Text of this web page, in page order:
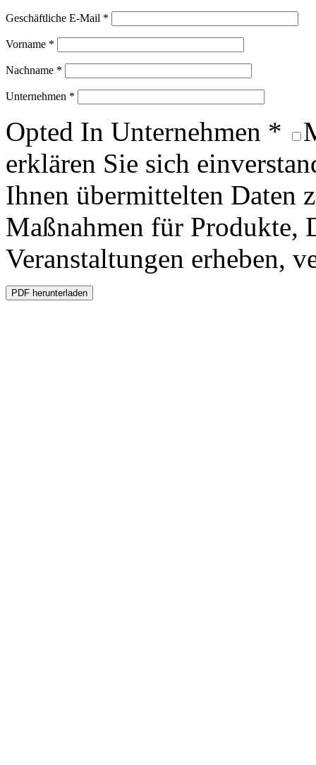
Geschäftliche E-Mail *
Vorname *
Nachname *
Unternehmen *
Opted In Unternehmen *
erklären Sie sich
Ihnen übermittelten Daten
Maßnahmen für Produkte,
Veranstaltungen erheben,
PDF herunterladen